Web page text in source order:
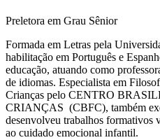
Preletora em Grau Sênior
Formada em Letras pela
habilitação em Português e
educação, atuando como
de idiomas. Especialista em
Crianças pelo CENTRO
CRIANÇAS (CBFC), também
desenvolveu trabalhos formativos
ao cuidado emocional infantil.